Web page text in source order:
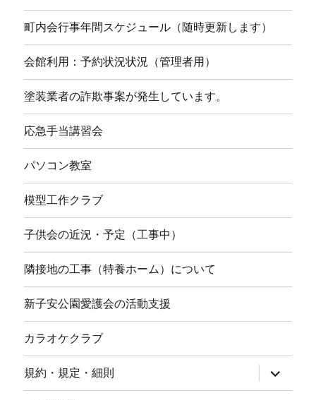
町内会行事年間スケジュール（随時更新します）
会館利用：予約状況状況（管理者用）
塗装業者の詐欺事案が発生しています。
応急手当講習会
パソコン教室
模型工作クラブ
子供会の近況・予定（工事中）
隣接地の工事（特養ホーム）について
新子安公園愛護会の活動支援
カラオケクラブ
規約・規定・細則
ブ
メ